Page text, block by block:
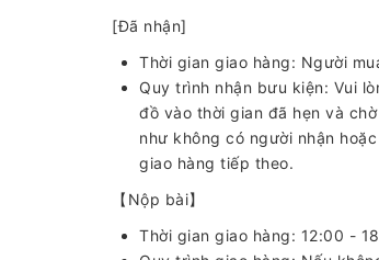
[Đã nhận]
Thời gian giao hàng: Người
Quy trình nhận bưu kiện: Vui
đồ vào thời gian đã hẹn và
như không có người nhận
giao hàng tiếp theo.
【Nộp bài】
Thời gian giao hàng: 12:00 -